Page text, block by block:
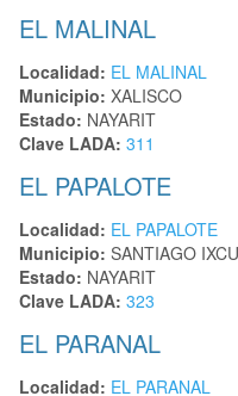
EL MALINAL
Localidad: EL MALINAL
Municipio: XALISCO
Estado: NAYARIT
Clave LADA: 311
EL PAPALOTE
Localidad: EL PAPALOTE
Municipio: SANTIAGO
Estado: NAYARIT
Clave LADA: 323
EL PARANAL
Localidad: EL PARANAL